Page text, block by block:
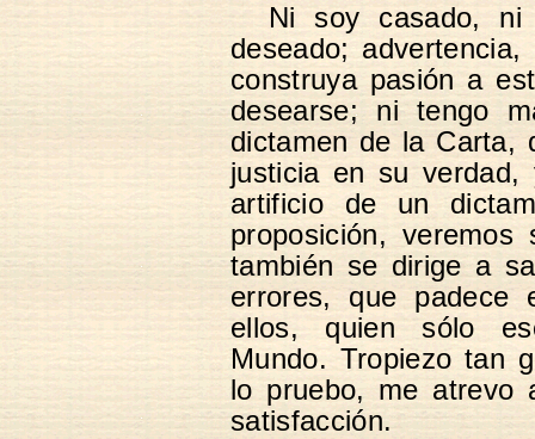
Ni soy casado,
deseado;
construya pasión a
desearse; ni tengo
dictamen de la Carta,
justicia en su
artificio de un
proposición,
también se dirige a
errores, que padece
ellos, quien sólo
Mundo. Tropiezo tan
lo pruebo, me atrevo
satisfacción.